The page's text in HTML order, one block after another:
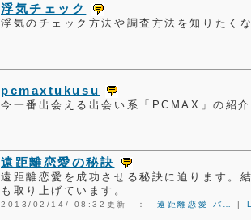
浮気チェック
浮気のチェック方法や調査方法を知りたく
pcmaxtukusu
今一番出会える出会い系「PCMAX」の紹
遠距離恋愛の秘訣
遠距離恋愛を成功させる秘訣に迫ります。
も取り上げています。
2013/02/14/ 08:32更新 ：遠距離恋愛 バ… |